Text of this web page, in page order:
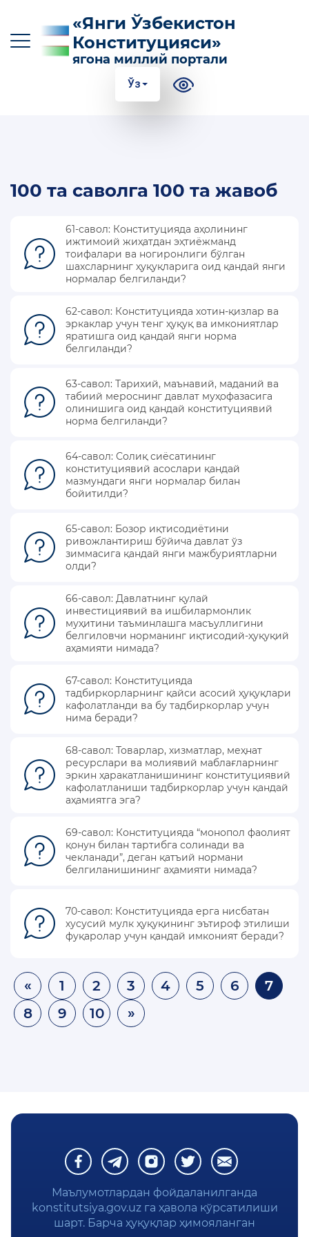
ЎЗГАРТИРИШЛАР
ФОЙДАЛИ МАЪЛУМОТЛАР ВА
ҚЎЛЛАНМАЛАР
КОНСТИТУЦИЯВИЙ ЛУҒАТ
МАХФИЙЛИК СИЁСАТИ
«Янги Ўзбекистон
Конституцияси»
ягона миллий портали
Ўз
100 та саволга 100 та жавоб
61-савол: Конституцияда аҳолининг
ижтимоий жиҳатдан эҳтиёжманд
тоифалари ва ногиронлиги бўлган
шахсларнинг ҳуқуқларига оид қандай янги
нормалар белгиланди?
62-савол: Конституцияда хотин-қизлар ва
эркаклар учун тенг ҳуқуқ ва имкониятлар
яратишга оид қандай янги норма
белгиланди?
63-савол: Тарихий, маънавий, маданий ва
табиий мероснинг давлат муҳофазасига
олинишига оид қандай конституциявий
норма белгиланди?
64-савол: Солиқ сиёсатининг
конституциявий асослари қандай
мазмундаги янги нормалар билан
бойитилди?
65-савол: Бозор иқтисодиётини
ривожлантириш бўйича давлат ўз
зиммасига қандай янги мажбуриятларни
олди?
66-савол: Давлатнинг қулай
инвестициявий ва ишбилармонлик
муҳитини таъминлашга масъуллигини
белгиловчи норманинг иқтисодий-ҳуқуқий
аҳамияти нимада?
67-савол: Конституцияда
тадбиркорларнинг қайси асосий ҳуқуқлари
кафолатланди ва бу тадбиркорлар учун
нима беради?
68-савол: Товарлар, хизматлар, меҳнат
ресурслари ва молиявий маблағларнинг
эркин ҳаракатланишининг конституциявий
кафолатланиши тадбиркорлар учун қандай
аҳамиятга эга?
69-савол: Конституцияда “монопол фаолият
қонун билан тартибга солинади ва
чекланади”, деган қатъий нормани
белгиланишининг аҳамияти нимада?
70-савол: Конституцияда ерга нисбатан
хусусий мулк ҳуқуқининг эътироф этилиши
фуқаролар учун қандай имконият беради?
« 1 2 3 4 5 6
7
8
9 10 »
Маълумотлардан фойдаланилганда
konstitutsiya.gov.uz га ҳавола кўрсатилиши
шарт. Барча ҳуқуқлар ҳимояланган